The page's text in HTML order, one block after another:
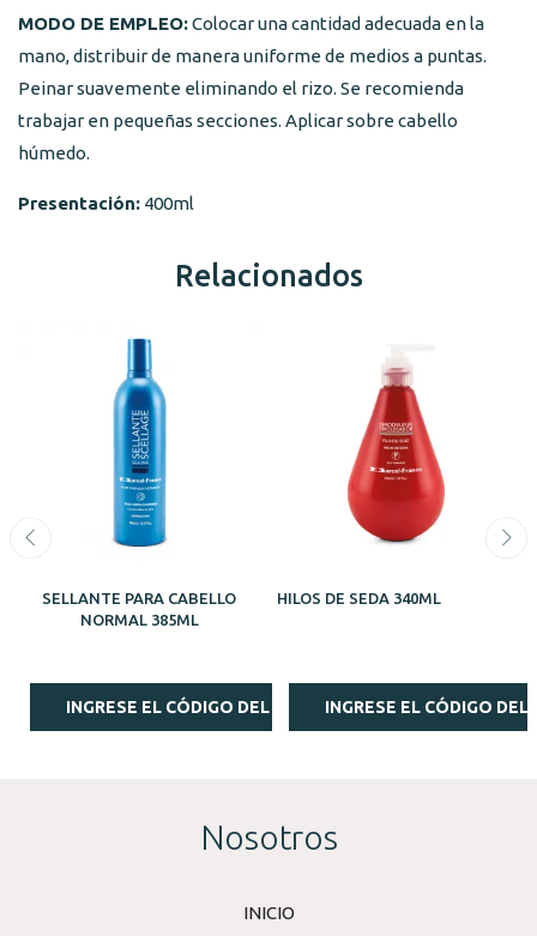
MODO DE EMPLEO:Colocar una cantidad adecuada en la
mano, distribuir de manera uniforme de medios a puntas.
Peinar suavemente eliminando el rizo. Se recomienda
trabajar en pequeñas secciones. Aplicar sobre cabello
húmedo.
Presentación: 400ml
Relacionados
SELLANTE PARA CABELLO
NORMAL 385ML
INGRESE EL CÓDIGO DEL ESTILISTA
HILOS DE SEDA 340ML
INGRESE EL CÓDIGO DEL
Nosotros
INICIO